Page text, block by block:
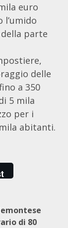
euro
l’umido
parte
delle
a 350
5 mila
per i
abitanti.
di 80